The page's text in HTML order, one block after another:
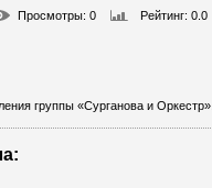
Просмотры: 0 Рейтинг: 0.0
группы «Сурганова и Оркестр».
: